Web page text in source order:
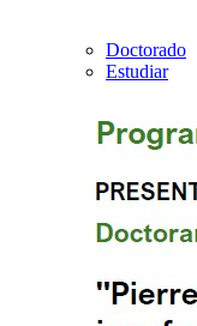
Doctorado
Estudiar